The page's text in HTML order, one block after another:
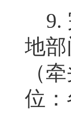
9.
地
（
位：